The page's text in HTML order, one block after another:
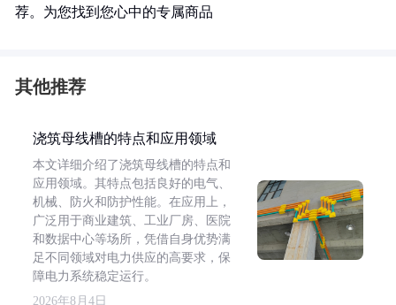
荐。为您找到您心中的专属商品
其他推荐
浇筑母线槽的特点和应用领域
本文详细介绍了浇筑母线槽的特点和
应用领域。其特点包括良好的电气、
机械、防火和防护性能。在应用上，
广泛用于商业建筑、工业厂房、医院
和数据中心等场所，凭借自身优势满
足不同领域对电力供应的高要求，保
障电力系统稳定运行。
2026年8月4日